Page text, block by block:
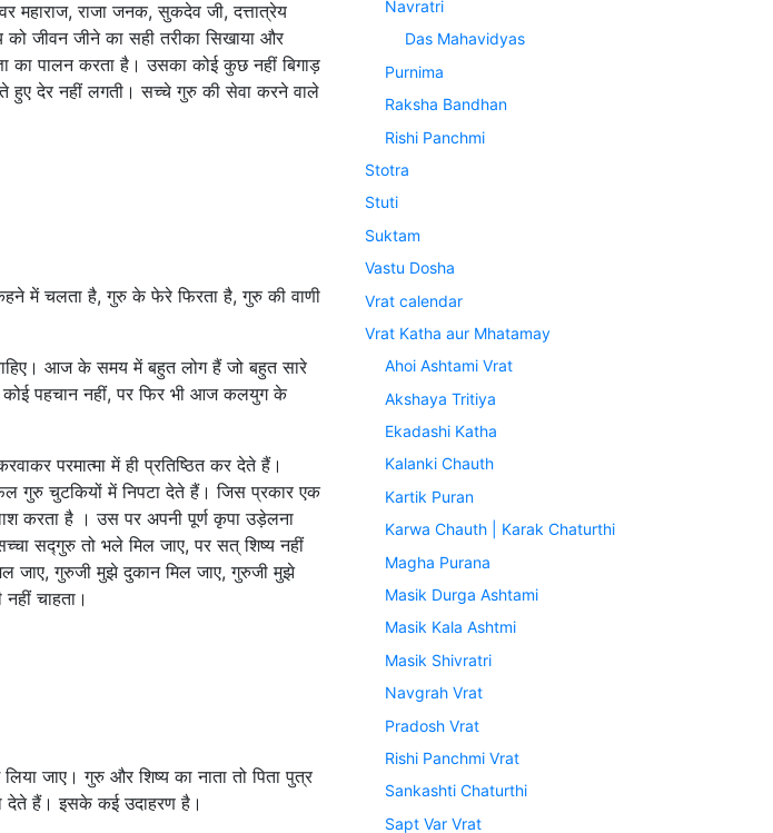
महाराज, राजा जनक, सुकदेव जी, दत्तात्रेय
जीवन जीने का सही तरीका सिखाया और
का पालन करता है। उसका कोई कुछ नहीं बिगाड़
हुए देर नहीं लगती। सच्चे गुरु की सेवा करने वाले
में चलता है, गुरु के फेरे फिरता है, गुरु की वाणी
आज के समय में बहुत लोग हैं जो बहुत सारे
पहचान नहीं, पर फिर भी आज कलयुग के
परमात्मा में ही प्रतिष्ठित कर देते हैं।
गुरु चुटकियों में निपटा देते हैं। जिस प्रकार एक
करता है । उस पर अपनी पूर्ण कृपा उड़ेलना
सद्गुरु तो भले मिल जाए, पर सत् शिष्य नहीं
जाए, गुरुजी मुझे दुकान मिल जाए, गुरुजी मुझे
चाहता।
जाए। गुरु और शिष्य का नाता तो पिता पुत्र
देते हैं। इसके कई उदाहरण है।
Navratri
Das Mahavidyas
Purnima
Raksha Bandhan
Rishi Panchmi
Stotra
Stuti
Suktam
Vastu Dosha
Vrat calendar
Vrat Katha aur Mhatamay
Ahoi Ashtami Vrat
Akshaya Tritiya
Ekadashi Katha
Kalanki Chauth
Kartik Puran
Karwa Chauth | Karak Chaturthi
Magha Purana
Masik Durga Ashtami
Masik Kala Ashtmi
Masik Shivratri
Navgrah Vrat
Pradosh Vrat
Rishi Panchmi Vrat
Sankashti Chaturthi
Sapt Var Vrat